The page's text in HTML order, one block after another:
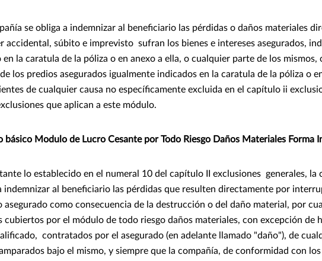
se obliga a indemnizar al beneficiario las pérdidas o daños materiales
accidental, súbito e imprevisto sufran los bienes e intereses asegurados,
en la caratula de la póliza o en anexo a ella, o cualquier parte de los mismos,
los predios asegurados igualmente indicados en la caratula de la póliza o
de cualquier causa no específicamente excluida en el capítulo ii
que aplican a este módulo.
básico Modulo de Lucro Cesante por Todo Riesgo Daños Materiales Forma
lo establecido en el numeral 10 del capítulo II exclusiones generales, la
indemnizar al beneficiario las pérdidas que resulten directamente por
asegurado como consecuencia de la destrucción o del daño material, por
cubiertos por el módulo de todo riesgo daños materiales, con excepción de
contratados por el asegurado (en adelante llamado "daño"), de
bajo el mismo, y siempre que la compañía, de conformidad con